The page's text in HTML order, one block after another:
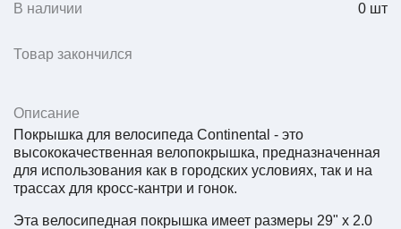
В наличии 0 шт
Товар закончился
Описание
Покрышка для велосипеда Continental - это
высококачественная велопокрышка, предназначенная
для использования как в городских условиях, так и на
трассах для кросс-кантри и гонок.
Эта велосипедная покрышка имеет размеры 29" x 2.0